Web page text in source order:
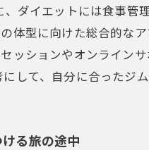
ダイエットには食事
体型に向けた総合的な
ッションやオンライン
して、自分に合ったジ
る旅の途中